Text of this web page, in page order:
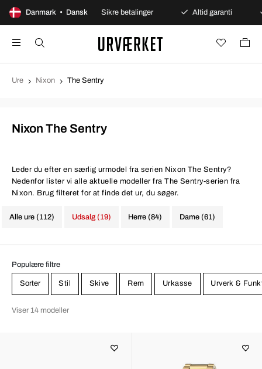
Danmark • Dansk
åbent køb Sikre betalinger Altid garanti
Ure Nixon The Sentry
Nixon The Sentry
Leder du efter en særlig urmodel fra serien Nixon The Sentry?
Nedenfor lister vi alle aktuelle modeller fra The Sentry-serien fra
Nixon. Brug filteret for at finde det ur, du søger.
Alle ure (112) Herre (84) Dame (61)
Udsalg (19)
Populære filtre
Sorter Stil Skive Rem Urkasse Urverk &
Viser 14 modeller